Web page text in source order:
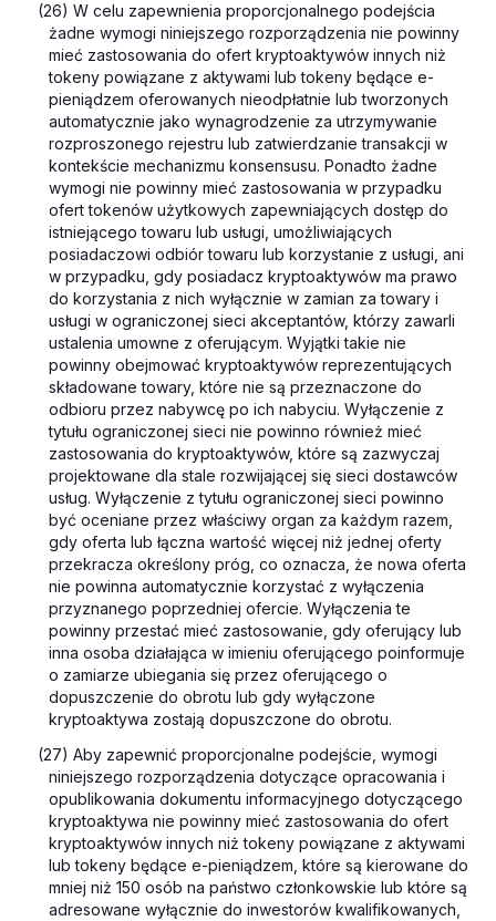
(26) W celu zapewnienia proporcjonalnego podejścia
żadne wymogi niniejszego rozporządzenia nie powinny
mieć zastosowania do ofert kryptoaktywów innych niż
tokeny powiązane z aktywami lub tokeny będące e-
pieniądzem oferowanych nieodpłatnie lub tworzonych
automatycznie jako wynagrodzenie za utrzymywanie
rozproszonego rejestru lub zatwierdzanie transakcji w
kontekście mechanizmu konsensusu. Ponadto żadne
wymogi nie powinny mieć zastosowania w przypadku
ofert tokenów użytkowych zapewniających dostęp do
istniejącego towaru lub usługi, umożliwiających
posiadaczowi odbiór towaru lub korzystanie z usługi, ani
w przypadku, gdy posiadacz kryptoaktywów ma prawo
do korzystania z nich wyłącznie w zamian za towary i
usługi w ograniczonej sieci akceptantów, którzy zawarli
ustalenia umowne z oferującym. Wyjątki takie nie
powinny obejmować kryptoaktywów reprezentujących
składowane towary, które nie są przeznaczone do
odbioru przez nabywcę po ich nabyciu. Wyłączenie z
tytułu ograniczonej sieci nie powinno również mieć
zastosowania do kryptoaktywów, które są zazwyczaj
projektowane dla stale rozwijającej się sieci dostawców
usług. Wyłączenie z tytułu ograniczonej sieci powinno
być oceniane przez właściwy organ za każdym razem,
gdy oferta lub łączna wartość więcej niż jednej oferty
przekracza określony próg, co oznacza, że nowa oferta
nie powinna automatycznie korzystać z wyłączenia
przyznanego poprzedniej ofercie. Wyłączenia te
powinny przestać mieć zastosowanie, gdy oferujący lub
inna osoba działająca w imieniu oferującego poinformuje
o zamiarze ubiegania się przez oferującego o
dopuszczenie do obrotu lub gdy wyłączone
kryptoaktywa zostają dopuszczone do obrotu.
(27) Aby zapewnić proporcjonalne podejście, wymogi
niniejszego rozporządzenia dotyczące opracowania i
opublikowania dokumentu informacyjnego dotyczącego
kryptoaktywa nie powinny mieć zastosowania do ofert
kryptoaktywów innych niż tokeny powiązane z aktywami
lub tokeny będące e-pieniądzem, które są kierowane do
mniej niż 150 osób na państwo członkowskie lub które są
adresowane wyłącznie do inwestorów kwalifikowanych,